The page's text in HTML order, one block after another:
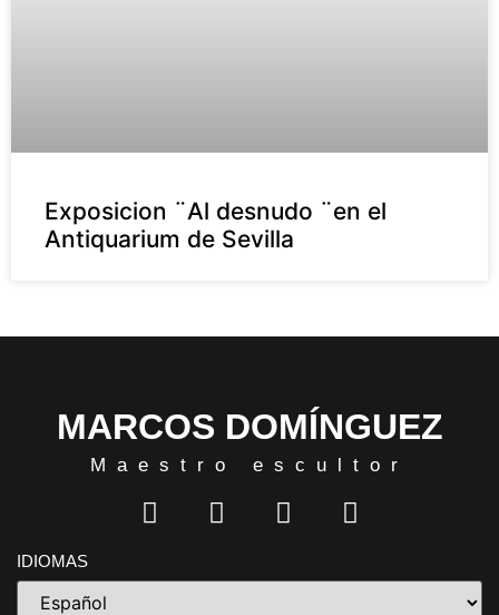
Exposicion ¨Al desnudo ¨en el
Antiquarium de Sevilla
MARCOS DOMÍNGUEZ
Maestro escultor
IDIOMAS